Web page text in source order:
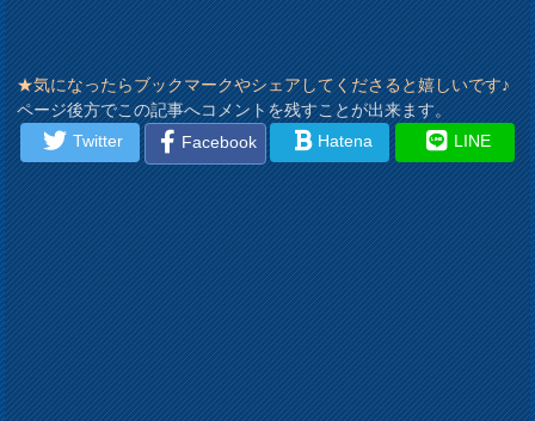
★気になったらブックマークやシェアしてくださると嬉しいです♪
ページ後方でこの記事へコメントを残すことが出来ます。
Twitter
Facebook Hatena LINE